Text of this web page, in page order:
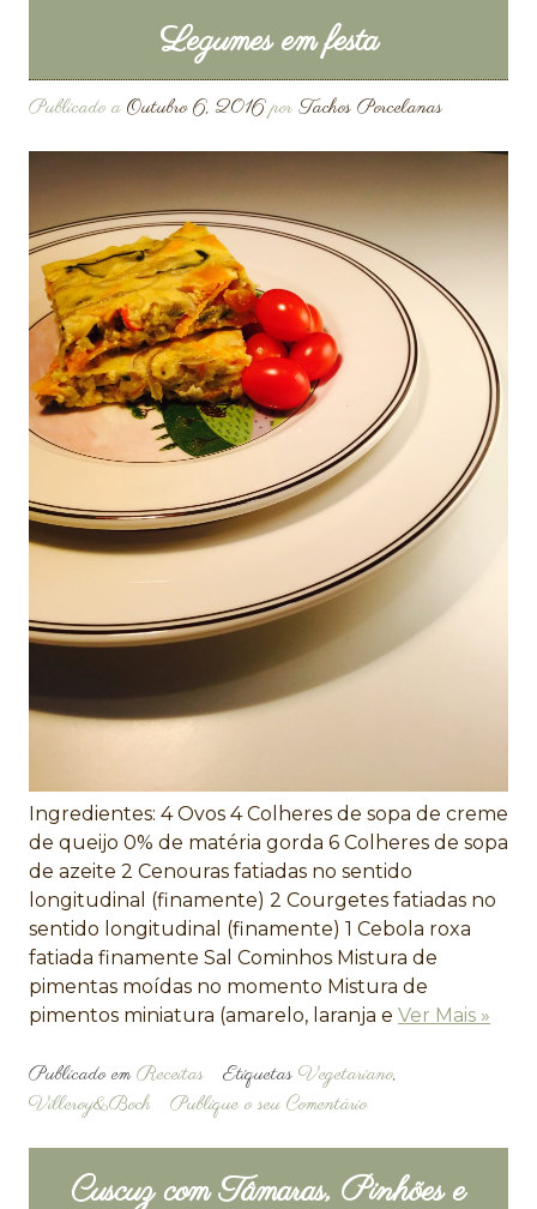
Legumes em festa
Publicado a Outubro 6, 2016por Tachos Porcelanas
Ingredientes: 4 Ovos 4 Colheres de sopa de creme
de queijo 0% de matéria gorda 6 Colheres de sopa
de azeite 2 Cenouras fatiadas no sentido
longitudinal (finamente) 2 Courgetes fatiadas no
sentido longitudinal (finamente) 1 Cebola roxa
fatiada finamente Sal Cominhos Mistura de
pimentas moídas no momento Mistura de
pimentos miniatura (amarelo, laranja e Ver Mais »
Publicado emReceitas Etiquetas Vegetariano,
Villeroy&Boch
Publique o seu Comentário
Cuscuz com Tâmaras, Pinhões e